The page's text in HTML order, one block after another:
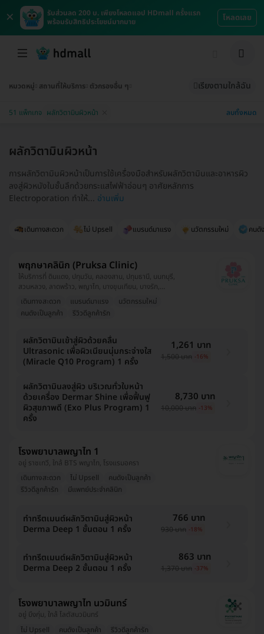
×
รับส่วนลด 200 บ. เพียงโหลดแอป HDmall ครั้งแรก
พร้อมรับสิทธิประโยชน์มากมาย
โหลดเลย
หมวดหมู่ สถานที่ให้บริการ ตัวกรองอื่น ๆ เรียงตามใกล้ฉัน
51 แพ็กเกจ ผลักวิตามินผิวหน้า ลบทั้งหมด
เดินทางสะดวก ไม่ Upsell แบรนด์มาแรง นวัตกรรมใหม่ คนดั
ผลักวิตามินผิวหน้า
การผลักวิตามินผิวหน้าเป็นการใช้เครื่องมือสำหรับผลักวิตามินและอาหารผิว
ลงสู่ผิวหนังในชั้นลึกด้วยกระแสไฟฟ้าอ่อนๆ อาศัยหลักการ
Electroporation ทำให้... อ่านเพิ่ม
พฤกษาคลินิก (Pruksa Clinic)
ให้บริการที่ ดินแดง, ปทุมวัน, คลองสาน, ปทุมธานี, นนทบุรี,
สวนหลวง, ลาดพร้าว, พญาไท, บางขุนเทียน, บางรัก,
สมุทรปราการ, ลาดกระบัง, วังทองหลาง
เดินทางสะดวก แบรนด์มาแรง
นวัตกรรมใหม่
คนดังเป็นลูกค้า
รีวิวดีลูกค้ารัก
ผลักวิตามินเข้าสู่ผิวด้วยคลื่น
Ultrasonic เพื่อผิวเนียนนุ่มกระจ่างใส
(Miracle Q10 Program) 1 ครั้ง
1,261 บาท
1,500 บาท -16%
ผลักวิตามินลงสู่ผิว บริเวณทั่วใบหน้า
ด้วยเครื่อง Dermar Shine เพื่อฟื้นฟู
ผิวสุขภาพดี (Exo Plus Program) 1
ครั้ง
8,730 บาท
10,000 บาท -13%
โรงพยาบาลพญาไท 1
อยู่ ราชเทวี, ใกล้ BTS พญาไท, โรงแรมอครา
เดินทางสะดวก
ไม่ Upsell
คนดังเป็นลูกค้า
รีวิวดีลูกค้ารัก
มีแพทย์ประจำคลินิก
ทำทรีตเมนต์ผลักวิตามินสู่ผิวหน้า
Derma Deep 1 ขั้นตอน 1 ครั้ง
766 บาท
930 บาท -18%
ทำทรีตเมนต์ผลักวิตามินสู่ผิวหน้า
Derma Deep 2 ขั้นตอน 1 ครั้ง
863 บาท
1,370 บาท -37%
โรงพยาบาลพญาไท นวมินทร์
อยู่ บึงกุ่ม, ใกล้ โลตัสนวมินทร์
ไม่ Upsell
คนดังเป็นลูกค้า
รีวิวดีลูกค้ารัก